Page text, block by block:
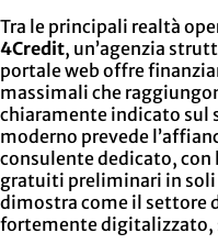
Tra le principali realtà
4Credit, un’agenzia
portale web offre
massimali che
chiaramente indicato sul
moderno prevede
consulente dedicato,
gratuiti preliminari in soli
dimostra come il settore
fortemente digitalizzato,